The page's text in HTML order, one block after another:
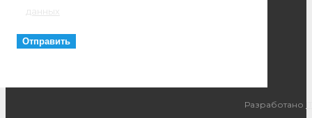
данных
Разработано